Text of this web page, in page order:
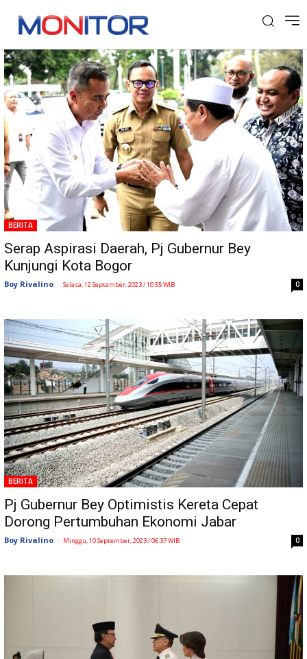
Tag: Pj Gubernur Jabar
BERITA
Serap Aspirasi Daerah, Pj Gubernur Bey
Kunjungi Kota Bogor
Boy Rivalino - Selasa, 12 September, 2023 / 10:55 WIB 0
BERITA
Pj Gubernur Bey Optimistis Kereta Cepat
Dorong Pertumbuhan Ekonomi Jabar
Boy Rivalino - Minggu, 10 September, 2023 / 06:37 WIB 0